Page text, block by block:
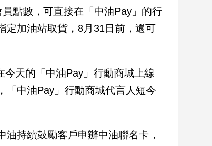
點數，可直接在「中油Pay」的行
定加油站取貨，8月31日前，還可
天的「中油Pay」行動商城上線
「中油Pay」行動商城代言人短今
持續鼓勵客戶申辦中油聯名卡，